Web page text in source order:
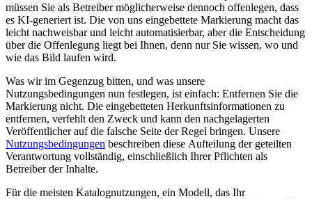
müssen Sie als Betreiber möglicherweise dennoch offenlegen, dass
es KI-generiert ist. Die von uns eingebettete Markierung macht das
leicht nachweisbar und leicht automatisierbar, aber die Entscheidung
über die Offenlegung liegt bei Ihnen, denn nur Sie wissen, wo und
wie das Bild laufen wird.
Was wir im Gegenzug bitten, und was unsere
Nutzungsbedingungen nun festlegen, ist einfach: Entfernen Sie die
Markierung nicht. Die eingebetteten Herkunftsinformationen zu
entfernen, verfehlt den Zweck und kann den nachgelagerten
Veröffentlicher auf die falsche Seite der Regel bringen. Unsere
Nutzungsbedingungen beschreiben diese Aufteilung der geteilten
Verantwortung vollständig, einschließlich Ihrer Pflichten als
Betreiber der Inhalte.
Für die meisten Katalognutzungen, ein Modell, das Ihr